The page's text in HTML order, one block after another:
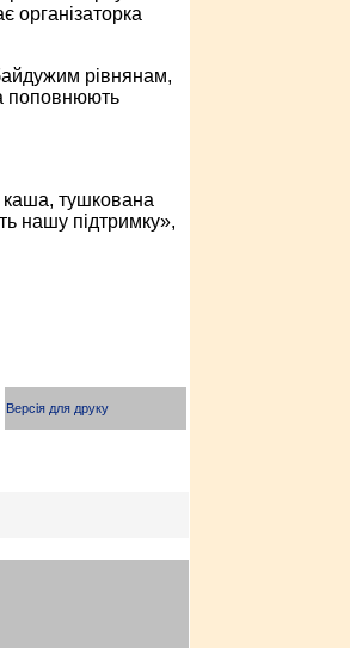
організаторка
рівнянам,
поповнюють
каша, тушкована
нашу підтримку»,
Версія для друку